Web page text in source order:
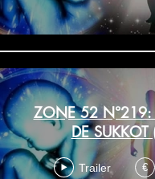
ZONE 52 N°219:
DE
Trailer €